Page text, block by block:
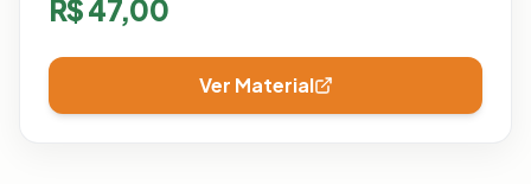
R$47,00
Ver Material